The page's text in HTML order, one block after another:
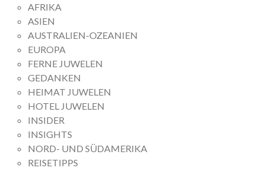
AFRIKA
ASIEN
AUSTRALIEN-OZEANIEN
EUROPA
FERNE JUWELEN
GEDANKEN
HEIMAT JUWELEN
HOTEL JUWELEN
INSIDER
INSIGHTS
NORD- UND SÜDAMERIKA
REISETIPPS